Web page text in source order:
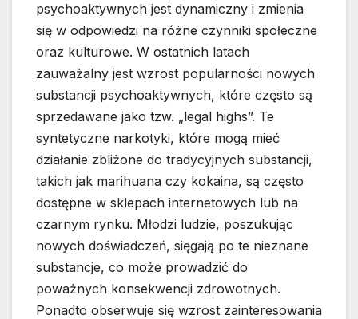
psychoaktywnych jest dynamiczny i zmienia
się w odpowiedzi na różne czynniki społeczne
oraz kulturowe. W ostatnich latach
zauważalny jest wzrost popularności nowych
substancji psychoaktywnych, które często są
sprzedawane jako tzw. „legal highs”. Te
syntetyczne narkotyki, które mogą mieć
działanie zbliżone do tradycyjnych substancji,
takich jak marihuana czy kokaina, są często
dostępne w sklepach internetowych lub na
czarnym rynku. Młodzi ludzie, poszukując
nowych doświadczeń, sięgają po te nieznane
substancje, co może prowadzić do
poważnych konsekwencji zdrowotnych.
Ponadto obserwuje się wzrost zainteresowania